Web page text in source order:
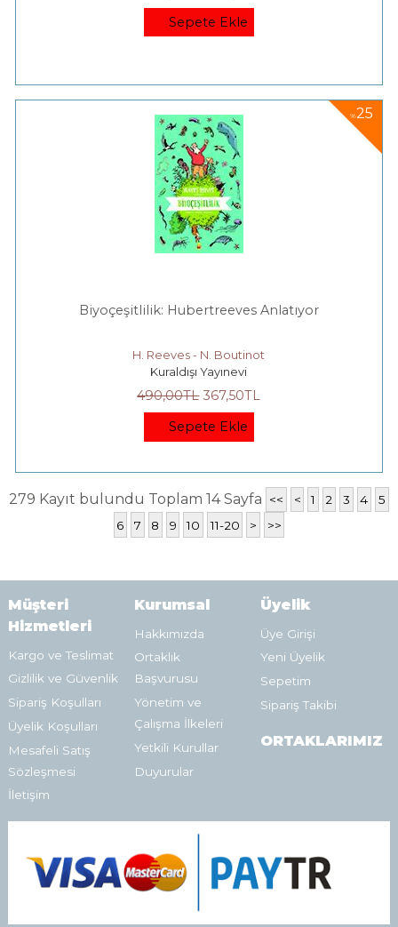
Sepete Ekle
%25
Biyoçeşitlilik: Hubertreeves Anlatıyor
H. Reeves - N. Boutinot
Kuraldışı Yayınevi
490,00TL 367,50TL
Sepete Ekle
279 Kayıt bulundu Toplam 14 Sayfa << < 1 2 3 4
5
6
7 8 9 10 11-20 > >>
Müşteri
Hizmetleri
Kargo ve Teslimat
Gizlilik ve Güvenlik
Sipariş Koşulları
Üyelik Koşulları
Mesafeli Satış
Sözleşmesi
İletişim
Kurumsal
Hakkımızda
Ortaklık
Başvurusu
Yönetim ve
Çalışma İlkeleri
Yetkili Kurullar
Duyurular
Üyelik
Üye Girişi
Yeni Üyelik
Sepetim
Sipariş Takibi
ORTAKLARIMIZ